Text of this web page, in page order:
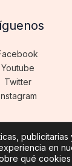
Youtube
Twitter
en
qué cookies